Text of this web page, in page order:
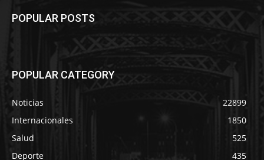
POPULAR POSTS
POPULAR CATEGORY
Noticias
22899
Internacionales
1850
Salud
525
Deporte
435